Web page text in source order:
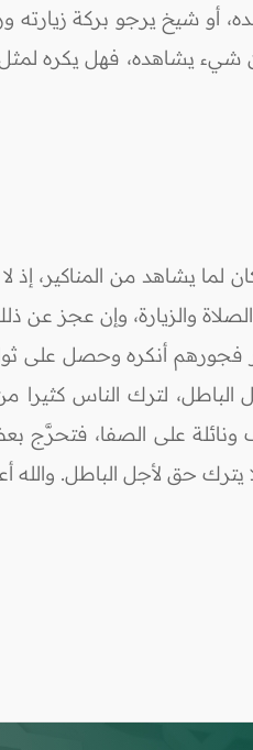
أو شيخ يرجو بركة زيارته
يشاهده، فهل يكره
لما يشاهد من
والزيارة، وإن عجز عن
أنكره وحصل على
لترك الناس
على الصفا، فتحرَّج